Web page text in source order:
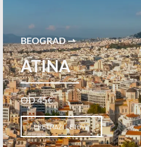
BEOGRAD ⇀
ATINA
OD 45€
PRETRAŽI LETOVE